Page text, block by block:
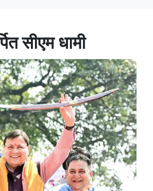
सीएम धामी